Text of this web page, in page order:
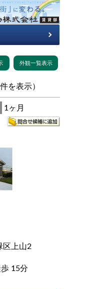
（ 1 〜 5 件を表示）
1ヶ月
区上山2
横浜線 中山 駅 徒歩 15分